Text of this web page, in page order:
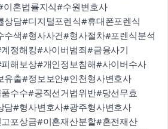
이혼법률지식#수원변호사
상담#디지털포렌식#휴대폰포렌식
수색#형사사건#형사절차#포렌식분석
정해킹#사이버범죄#금융사기
해보상#개인정보침해#사이버수사
유출#정보보안#인천형사변호사
수수#공직선거법위반#당선무효
담#형사변호사#광주형사변호사
포상금#이혼재산분할#혼전재산